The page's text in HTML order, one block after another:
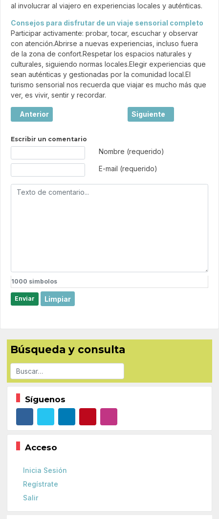
al involucrar al viajero en experiencias locales y auténticas.
Consejos para disfrutar de un viaje sensorial completo
Participar activamente: probar, tocar, escuchar y observar
con atención.Abrirse a nuevas experiencias, incluso fuera
de la zona de confort.Respetar los espacios naturales y
culturales, siguiendo normas locales.Elegir experiencias que
sean auténticas y gestionadas por la comunidad local.El
turismo sensorial nos recuerda que viajar es mucho más que
ver, es vivir, sentir y recordar.
Artículo anterior: Turismo vs. Anti-Turismo: Descubre
Anterior Artículo siguiente:
Siguiente
Escribir un comentario
Nombre (requerido)
E-mail (requerido)
1000 simbolos
Enviar Limpiar
Búsqueda y consulta
Buscar
Síguenos
Acceso
Inicia Sesión
Regístrate
Salir